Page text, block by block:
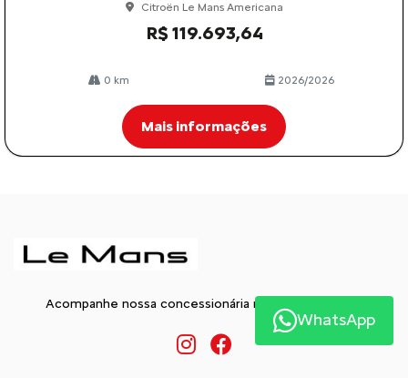
Citroën Le Mans Americana
R$ 119.693,64
0 km 2026/2026
Mais informações
Acompanhe nossa concessionária nas Redes Sociais:
WhatsApp